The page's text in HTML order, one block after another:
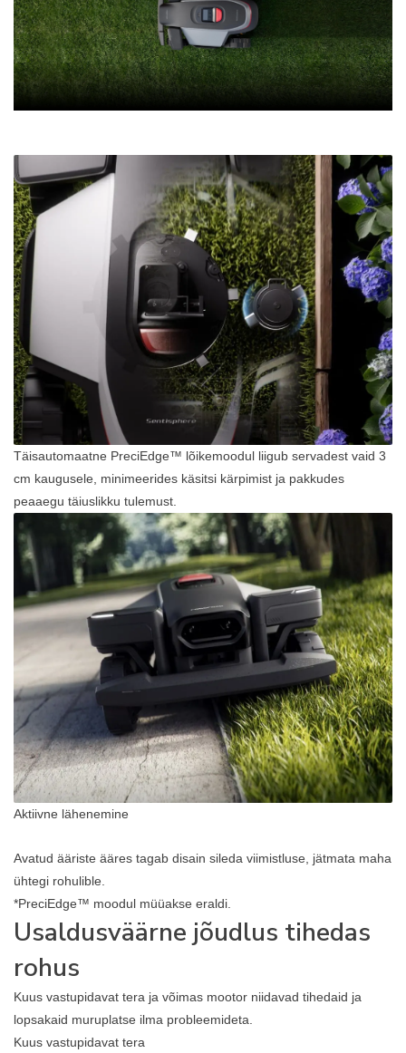
Täisautomaatne PreciEdge™ lõikemoodul liigub servadest vaid 3
cm kaugusele, minimeerides käsitsi kärpimist ja pakkudes
peaaegu täiuslikku tulemust.
Aktiivne lähenemine
Avatud ääriste ääres tagab disain sileda viimistluse, jätmata maha
ühtegi rohulible.
*PreciEdge™ moodul müüakse eraldi.
Usaldusväärne jõudlus tihedas
rohus
Kuus vastupidavat tera ja võimas mootor niidavad tihedaid ja
lopsakaid muruplatse ilma probleemideta.
Kuus vastupidavat tera